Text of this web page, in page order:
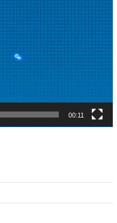
00:11